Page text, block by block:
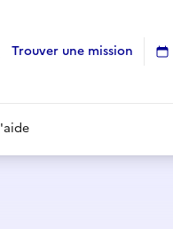
Trouver une mission